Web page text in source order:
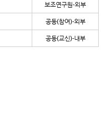
보조연구원-외부
공동(참여)-외부
공동(교신)-내부